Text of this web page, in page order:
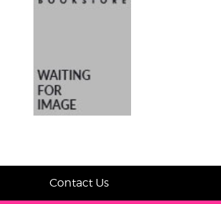
Contact Us